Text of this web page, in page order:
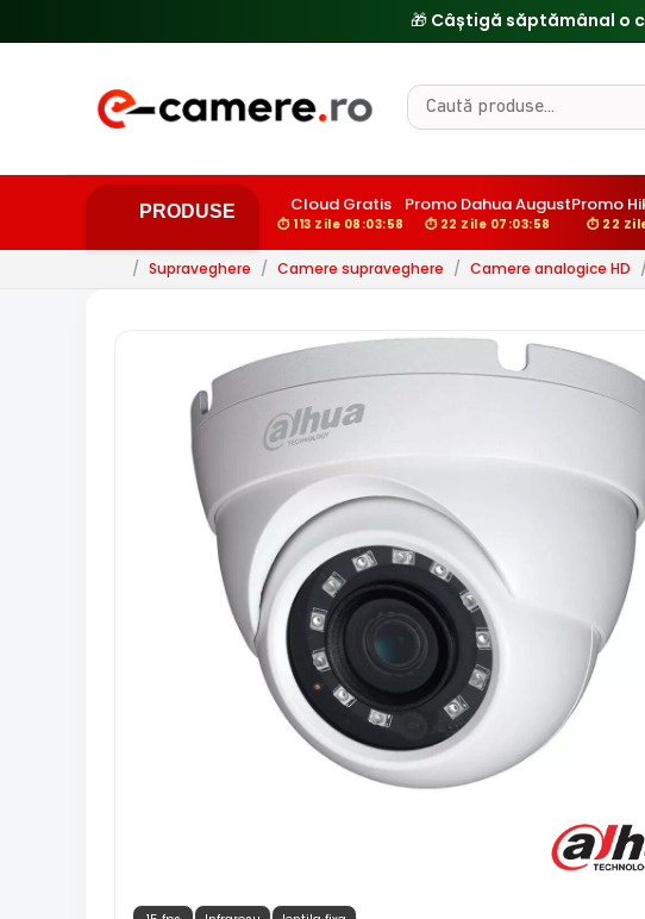
🔥Reduceri
PRODUSE Cloud Gratis
⏱ 113 Zile 08:03:57
Promo Dahua August
⏱ 22 Zile 07:03:57
Promo
⏱ 22
/ Supraveghere / Camere supraveghere / Camere analogice HD /